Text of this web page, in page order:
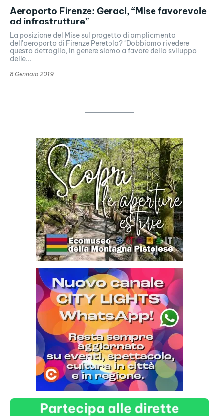
Aeroporto Firenze: Geraci, “Mise favorevole
ad infrastrutture”
La posizione del Mise sul progetto di ampliamento
dell'aeroporto di Firenze Peretola? "Dobbiamo rivedere
questo dettaglio, in genere siamo a favore dello sviluppo
delle...
8 Gennaio 2019